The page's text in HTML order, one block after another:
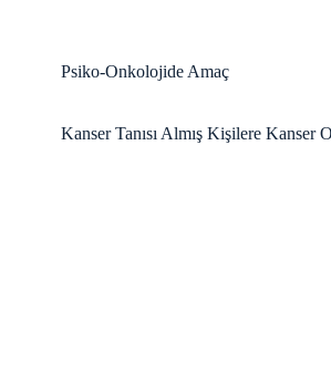
Psiko-Onkolojide Amaç
Kanser Tanısı Almış Kişilere Kanser